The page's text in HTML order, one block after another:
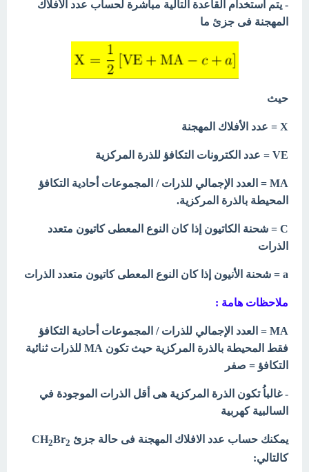
- يتم استخدام القاعدة التالية مباشرة لحساب عدد الأفلاك
المهجنة فى جزئ ما
حيث
X = عدد الأفلاك المهجنة
VE = عدد الكترونات التكافؤ للذرة المركزية
MA =
العدد الإجمالي للذرات / المجموعات أحادية التكافؤ
المحيطة بالذرة المركزية.
C =
شحنة الكاتيون إذا كان النوع المعطى كاتيون متعدد
الذرات
a = شحنة الأنيون إذا كان النوع المعطى كاتيون متعدد الذرات
ملاحظات هامة :
MA =
العدد الإجمالي للذرات / المجموعات أحادية التكافؤ
فقط المحيطة بالذرة المركزية حيث تكون MA للذرات ثنائية
التكافؤ = صفر
- غالباُ تكون الذرة المركزية هى أقل الذرات الموجودة في
السالبية كهربية
يمكنك حساب عدد الافلاك المهجنة فى حالة جزئ CH 2Br2
كالتالي: